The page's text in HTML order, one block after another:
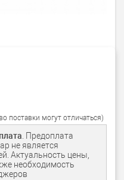
поставки могут отличаться)
. Предоплата
не является
Актуальность цены,
необходимость